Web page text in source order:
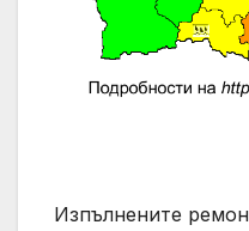
Изпълнените